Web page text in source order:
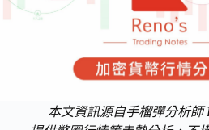
本文資訊源自手榴彈分析師